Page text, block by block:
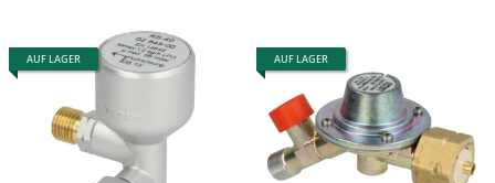
AUF LAGER AUF LAGER